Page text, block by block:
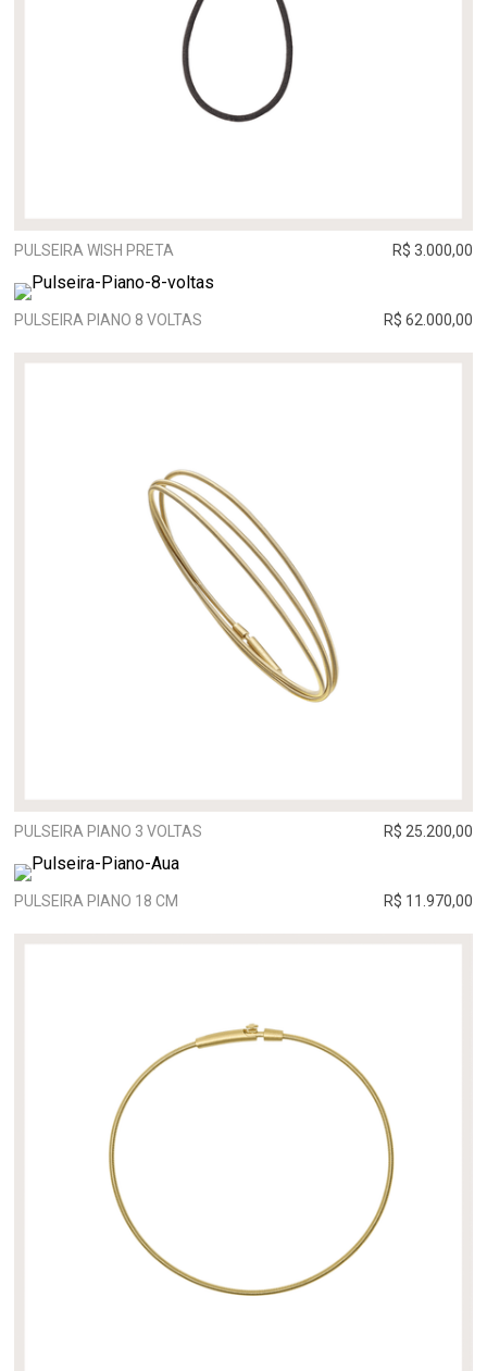
PULSEIRA WISH PRETA R$ 3.000,00
PULSEIRA PIANO 8 VOLTAS R$ 62.000,00
PULSEIRA PIANO 3 VOLTAS R$ 25.200,00
PULSEIRA PIANO 18 CM R$ 11.970,00